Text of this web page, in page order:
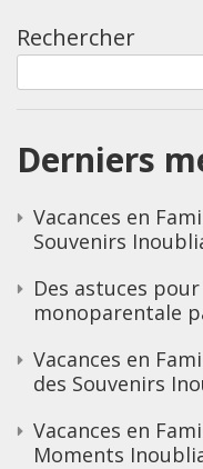
Rechercher
Derniers
Vacances en
Souvenirs
Des astuces
monoparentale
Vacances en
des Souvenirs
Vacances en
Moments